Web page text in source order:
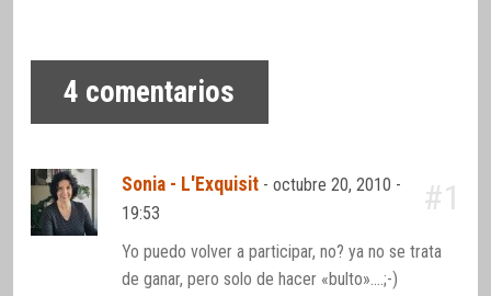
4 comentarios
Sonia - L'Exquisit -octubre 20, 2010 -
19:53
#1
Yo puedo volver a participar, no? ya no se trata
de ganar, pero solo de hacer «bulto»….;-)